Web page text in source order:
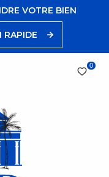
VOTRE BIEN
RAPIDE
0